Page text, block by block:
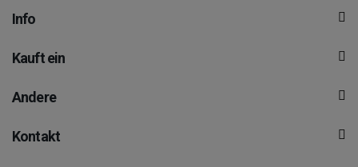
Info
Kauft ein
Andere
Kontakt